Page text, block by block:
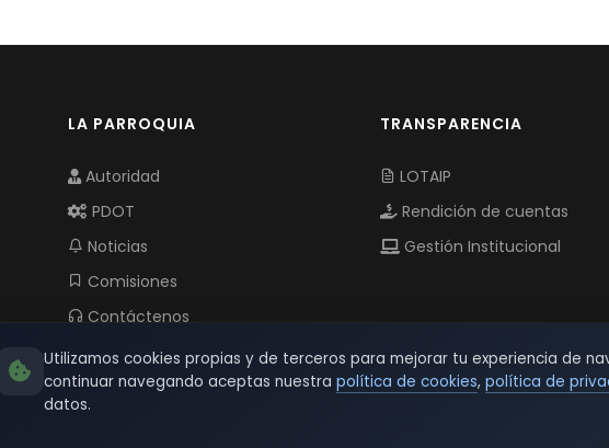
LA PARROQUIA
Autoridad
PDOT
Noticias
Comisiones
Contáctenos
TRANSPARENCIA
LOTAIP
Rendición de cuentas
Gestión Institucional
Utilizamos cookies propias y de terceros para mejorar tu experiencia de
continuar navegando aceptas nuestra política de cookies, política de
datos.